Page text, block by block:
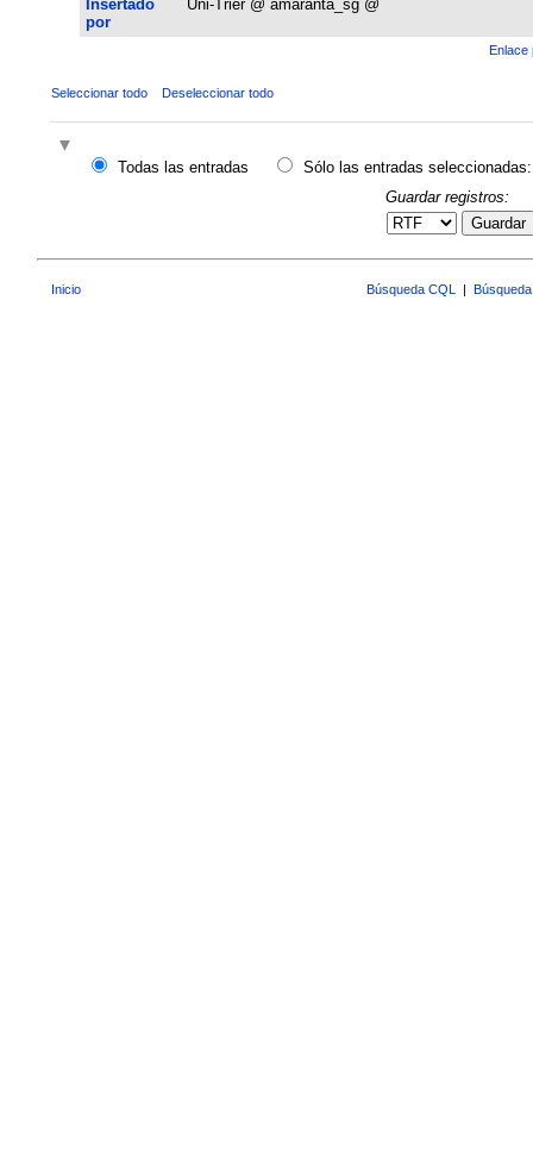
Insertado
por
Uni-Trier @ amaranta_sg @
Enlace
Seleccionar todo Deseleccionar todo
Todas las entradas
Sólo las entradas seleccionadas:
Guardar registros:
Guardar
Inicio Búsqueda CQL